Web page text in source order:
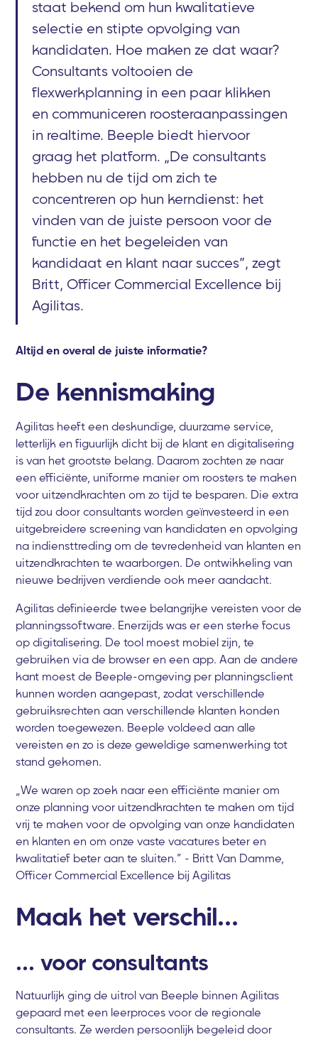
staat bekend om hun kwalitatieve
selectie en stipte opvolging van
kandidaten. Hoe maken ze dat waar?
Consultants voltooien de
flexwerkplanning in een paar klikken
en communiceren roosteraanpassingen
in realtime. Beeple biedt hiervoor
graag het platform. „De consultants
hebben nu de tijd om zich te
concentreren op hun kerndienst: het
vinden van de juiste persoon voor de
functie en het begeleiden van
kandidaat en klant naar succes”, zegt
Britt, Officer Commercial Excellence bij
Agilitas.
Altijd en overal de juiste informatie?
De kennismaking
Agilitas heeft een deskundige, duurzame service,
letterlijk en figuurlijk dicht bij de klant en digitalisering
is van het grootste belang. Daarom zochten ze naar
een efficiënte, uniforme manier om roosters te maken
voor uitzendkrachten om zo tijd te besparen. Die extra
tijd zou door consultants worden geïnvesteerd in een
uitgebreidere screening van kandidaten en opvolging
na indiensttreding om de tevredenheid van klanten en
uitzendkrachten te waarborgen. De ontwikkeling van
nieuwe bedrijven verdiende ook meer aandacht.
Agilitas definieerde twee belangrijke vereisten voor de
planningssoftware. Enerzijds was er een sterke focus
op digitalisering. De tool moest mobiel zijn, te
gebruiken via de browser en een app. Aan de andere
kant moest de Beeple-omgeving per planningsclient
kunnen worden aangepast, zodat verschillende
gebruiksrechten aan verschillende klanten konden
worden toegewezen. Beeple voldeed aan alle
vereisten en zo is deze geweldige samenwerking tot
stand gekomen.
„We waren op zoek naar een efficiënte manier om
onze planning voor uitzendkrachten te maken om tijd
vrij te maken voor de opvolging van onze kandidaten
en klanten en om onze vaste vacatures beter en
kwalitatief beter aan te sluiten.” - Britt Van Damme,
Officer Commercial Excellence bij Agilitas
Maak het verschil...
... voor consultants
Natuurlijk ging de uitrol van Beeple binnen Agilitas
gepaard met een leerproces voor de regionale
consultants. Ze werden persoonlijk begeleid door